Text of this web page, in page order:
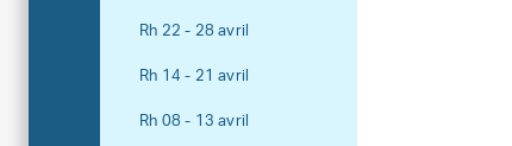
Rh 22 - 28 avril
Rh 14 - 21 avril
Rh 08 - 13 avril